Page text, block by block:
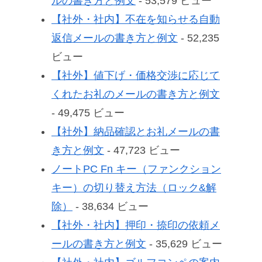
【社外・社内】不在を知らせる自動
返信メールの書き方と例文 - 52,235
ビュー
【社外】値下げ・価格交渉に応じて
くれたお礼のメールの書き方と例文
- 49,475 ビュー
【社外】納品確認とお礼メールの書
き方と例文 - 47,723 ビュー
ノートPC Fn キー（ファンクション
キー）の切り替え方法（ロック&解
除）
- 38,634 ビュー
【社外・社内】押印・捺印の依頼メ
ールの書き方と例文 - 35,629 ビュー